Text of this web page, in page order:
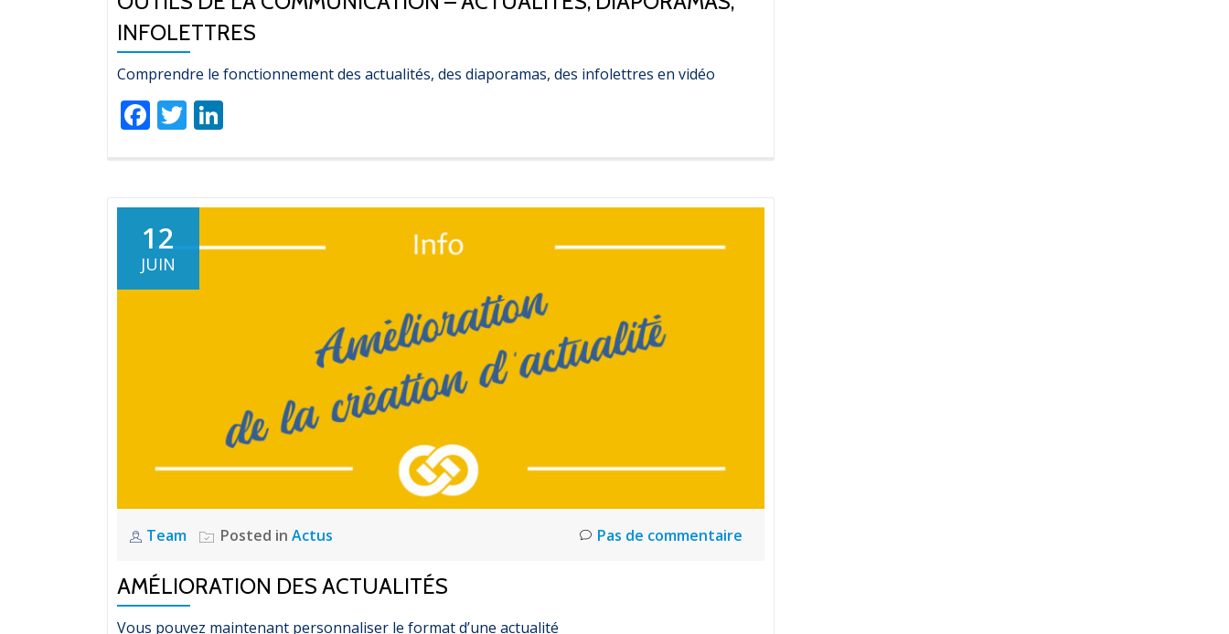
INFOLETTRES
Comprendre le fonctionnement des actualités, des diaporamas, des infolettres en vidéo
Facebook
Twitter
12
JUIN
Team Posted in Actus Pas de commentaire
AMÉLIORATION DES ACTUALITÉS
Vous pouvez maintenant personnaliser le format d’une actualité